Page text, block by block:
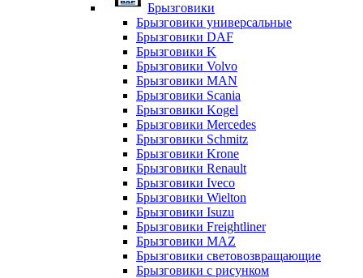
Брызговики
Брызговики универсальные
Брызговики DAF
Брызговики K
Брызговики Volvo
Брызговики MAN
Брызговики Scania
Брызговики Kogel
Брызговики Mercedes
Брызговики Schmitz
Брызговики Krone
Брызговики Renault
Брызговики Iveco
Брызговики Wielton
Брызговики Isuzu
Брызговики Freightliner
Брызговики MAZ
Брызговики световозвращающие
Брызговики с рисунком